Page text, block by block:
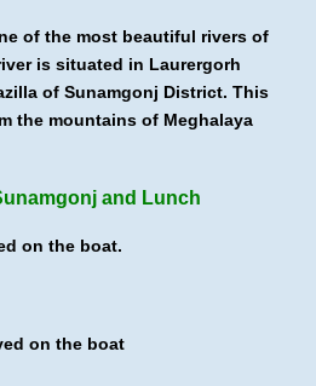
of the most beautiful rivers of
is situated in Laurergorh
of Sunamgonj District. This
the mountains of Meghalaya
and Lunch
on the boat.
on the boat